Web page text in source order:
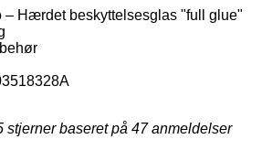
– Hærdet beskyttelsesglas "full glue"
stjerner baseret på 47anmeldelser